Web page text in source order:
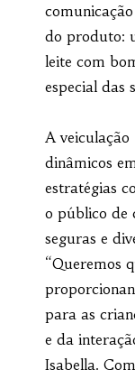
do produto:
leite com
especial das
A
dinâmicos
estratégias
o público de
seguras e
“Queremos
para as
e da
Isabella.